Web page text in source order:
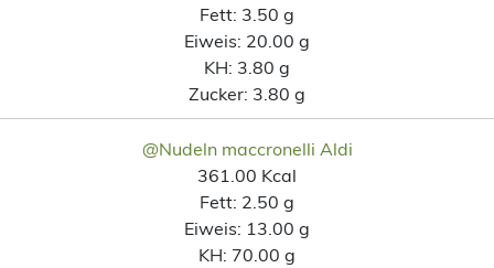
Fett: 3.50 g
Eiweis: 20.00 g
KH: 3.80 g
Zucker: 3.80 g
@Nudeln maccronelli Aldi
361.00 Kcal
Fett: 2.50 g
Eiweis: 13.00 g
KH: 70.00 g